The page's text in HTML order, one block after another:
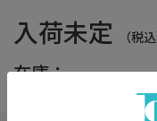
入荷未定 （税込
在庫：